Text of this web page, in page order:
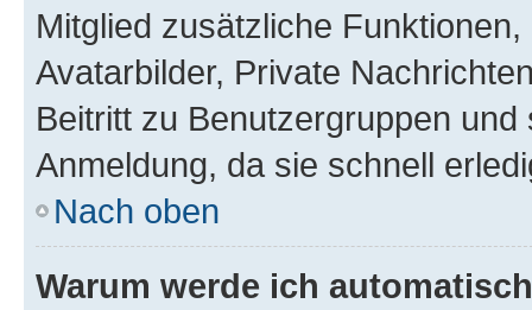
Mitglied zusätzliche
Avatarbilder, Private
Beitritt zu Benutzergruppen
Anmeldung, da sie schnell
Nach oben
Warum werde ich